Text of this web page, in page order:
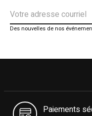
Des nouvelles de nos
Paiements